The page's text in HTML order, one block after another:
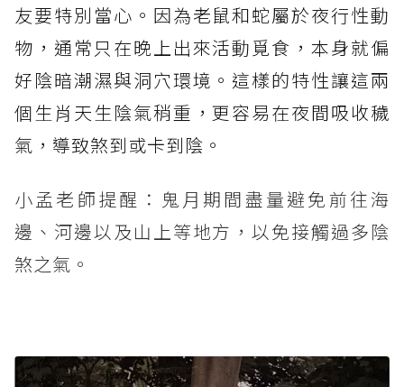
友要特別當心。因為老鼠和蛇屬於夜行性動
物，通常只在晚上出來活動覓食，本身就偏
好陰暗潮濕與洞穴環境。這樣的特性讓這兩
個生肖天生陰氣稍重，更容易在夜間吸收穢
氣，導致煞到或卡到陰。
小孟老師提醒：鬼月期間盡量避免前往海
邊、河邊以及山上等地方，以免接觸過多陰
煞之氣。